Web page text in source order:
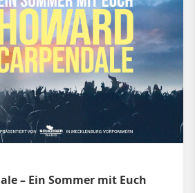
– Ein Sommer mit Euch